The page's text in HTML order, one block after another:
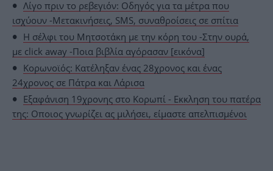
Λίγο πριν το ρεβεγιόν: Οδηγός για τα μέτρα που
ισχύουν -Μετακινήσεις, SMS, συναθροίσεις σε σπίτια
Η σέλφι του Μητσοτάκη με την κόρη του -Στην ουρά,
με click away -Ποια βιβλία αγόρασαν [εικόνα]
Κορωνοϊός: Κατέληξαν ένας 28χρονος και ένας
24χρονος σε Πάτρα και Λάρισα
Εξαφάνιση 19χρονης στο Κορωπί - Εκκληση του πατέρα
της: Οποιος γνωρίζει ας μιλήσει, είμαστε απελπισμένοι